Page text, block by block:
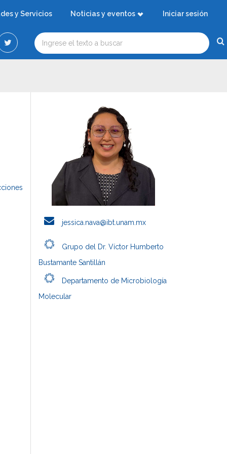
y Servicios Noticias y eventos Iniciar sesión
jessica.nava@ibt.unam.mx
Grupo del Dr. Víctor Humberto
Bustamante Santillán
Departamento de Microbiología
Molecular